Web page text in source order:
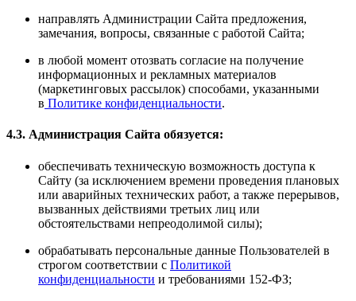
направлять Администрации Сайта предложения,
замечания, вопросы, связанные с работой Сайта;
в любой момент отозвать согласие на получение
информационных и рекламных материалов
(маркетинговых рассылок) способами, указанными
в Политике конфиденциальности.
4.3. Администрация Сайта обязуется:
обеспечивать техническую возможность доступа к
Сайту (за исключением времени проведения плановых
или аварийных технических работ, а также перерывов,
вызванных действиями третьих лиц или
обстоятельствами непреодолимой силы);
обрабатывать персональные данные Пользователей в
строгом соответствии с Политикой
конфиденциальности и требованиями 152-ФЗ;